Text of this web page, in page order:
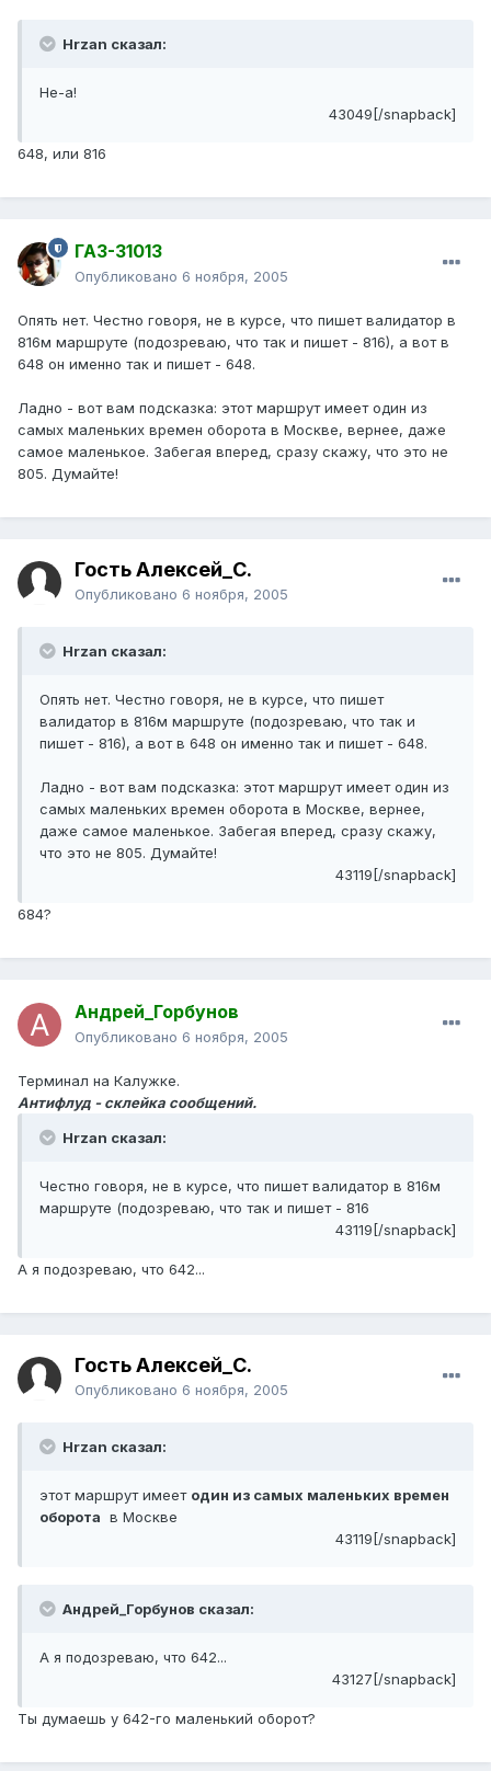
Hrzan сказал:
Не-а!
43049[/snapback]
648, или 816
ГАЗ-31013
Опубликовано 6 ноября, 2005
Опять нет. Честно говоря, не в курсе, что пишет валидатор в
816м маршруте (подозреваю, что так и пишет - 816), а вот в
648 он именно так и пишет - 648.
Ладно - вот вам подсказка: этот маршрут имеет один из
самых маленьких времен оборота в Москве, вернее, даже
самое маленькое. Забегая вперед, сразу скажу, что это не
805. Думайте!
Гость Алексей_С.
Опубликовано 6 ноября, 2005
Hrzan сказал:
Опять нет. Честно говоря, не в курсе, что пишет
валидатор в 816м маршруте (подозреваю, что так и
пишет - 816), а вот в 648 он именно так и пишет - 648.
Ладно - вот вам подсказка: этот маршрут имеет один из
самых маленьких времен оборота в Москве, вернее,
даже самое маленькое. Забегая вперед, сразу скажу,
что это не 805. Думайте!
43119[/snapback]
684?
Андрей_Горбунов
Опубликовано 6 ноября, 2005
Терминал на Калужке.
Антифлуд - склейка сообщений.
Hrzan сказал:
Честно говоря, не в курсе, что пишет валидатор в 816м
маршруте (подозреваю, что так и пишет - 816
43119[/snapback]
А я подозреваю, что 642...
Гость Алексей_С.
Опубликовано 6 ноября, 2005
Hrzan сказал:
этот маршрут имеет один из самых маленьких времен
оборота в Москве
43119[/snapback]
Андрей_Горбунов сказал:
А я подозреваю, что 642...
43127[/snapback]
Ты думаешь у 642-го маленький оборот?